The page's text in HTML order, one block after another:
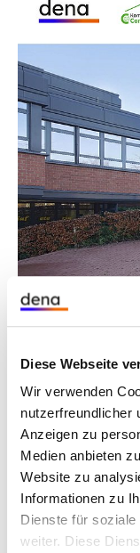
Diese Webseite
Wir verwenden
nutzerfreundlicher
Anzeigen zu
Medien anbieten
Website zu
Informationen zu
Dienste für
weiter. Diese
25.08.25
ESC-
Im Leitfaden
Umsetzung
Projekts